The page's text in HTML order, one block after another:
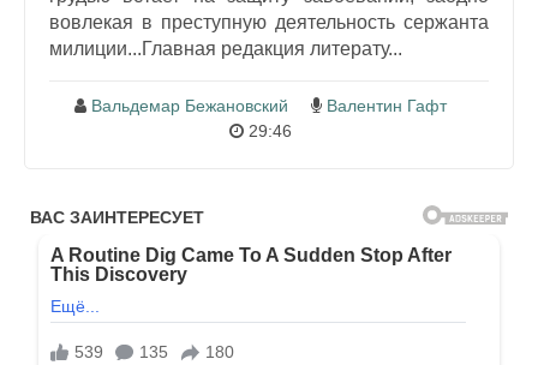
вовлекая в преступную деятельность сержанта
милиции...Главная редакция литерату...
Вальдемар Бежановский
Валентин Гафт
29:46